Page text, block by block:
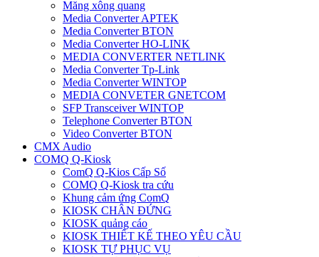
Măng xông quang
Media Converter APTEK
Media Converter BTON
Media Converter HO-LINK
MEDIA CONVERTER NETLINK
Media Converter Tp-Link
Media Converter WINTOP
MEDIA CONVETER GNETCOM
SFP Transceiver WINTOP
Telephone Converter BTON
Video Converter BTON
CMX Audio
COMQ Q-Kiosk
ComQ Q-Kios Cấp Số
COMQ Q-Kiosk tra cứu
Khung cảm ứng ComQ
KIOSK CHÂN ĐỨNG
KIOSK quảng cáo
KIOSK THIẾT KẾ THEO YÊU CẦU
KIOSK TỰ PHỤC VỤ